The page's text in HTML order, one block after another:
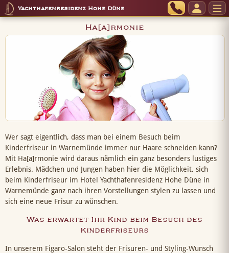
Yachthafenresidenz Hohe Düne
Ha[a]rmonie
Wer sagt eigentlich, dass man bei einem Besuch beim
Kinderfriseur in Warnemünde immer nur Haare schneiden kann?
Mit Ha[a]rmonie wird daraus nämlich ein ganz besonders lustiges
Erlebnis. Mädchen und Jungen haben hier die Möglichkeit, sich
beim Kinderfriseur im Hotel Yachthafenresidenz Hohe Düne in
Warnemünde ganz nach ihren Vorstellungen stylen zu lassen und
sich eine neue Frisur zu wünschen.
Was erwartet Ihr Kind beim Besuch des
Kinderfriseurs
In unserem Figaro-Salon steht der Frisuren- und Styling-Wunsch